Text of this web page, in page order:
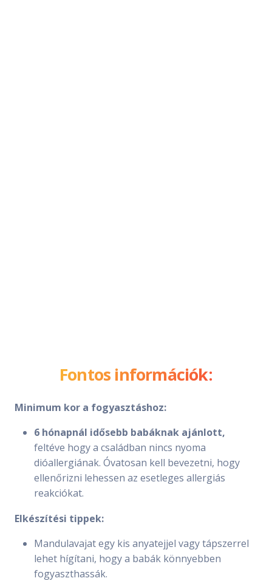
Fontos információk:
Minimum kor a fogyasztáshoz:
6 hónapnál idősebb babáknak ajánlott,
feltéve hogy a családban nincs nyoma
dióallergiának. Óvatosan kell bevezetni, hogy
ellenőrizni lehessen az esetleges allergiás
reakciókat.
Elkészítési tippek:
Mandulavajat egy kis anyatejjel vagy tápszerrel
lehet hígítani, hogy a babák könnyebben
fogyaszthassák.